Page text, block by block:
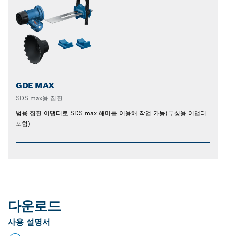
GDE MAX
SDS max용 집진
범용 집진 어댑터로 SDS max 해머를 이용해 작업 가능(부싱용 어댑터
포함)
다운로드
사용 설명서